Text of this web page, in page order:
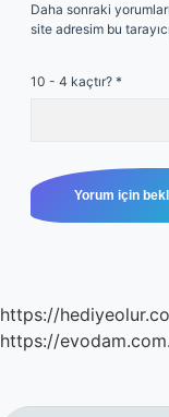
Daha sonraki
site adresim bu
10 - 4 kaçtır? *
https://
https://